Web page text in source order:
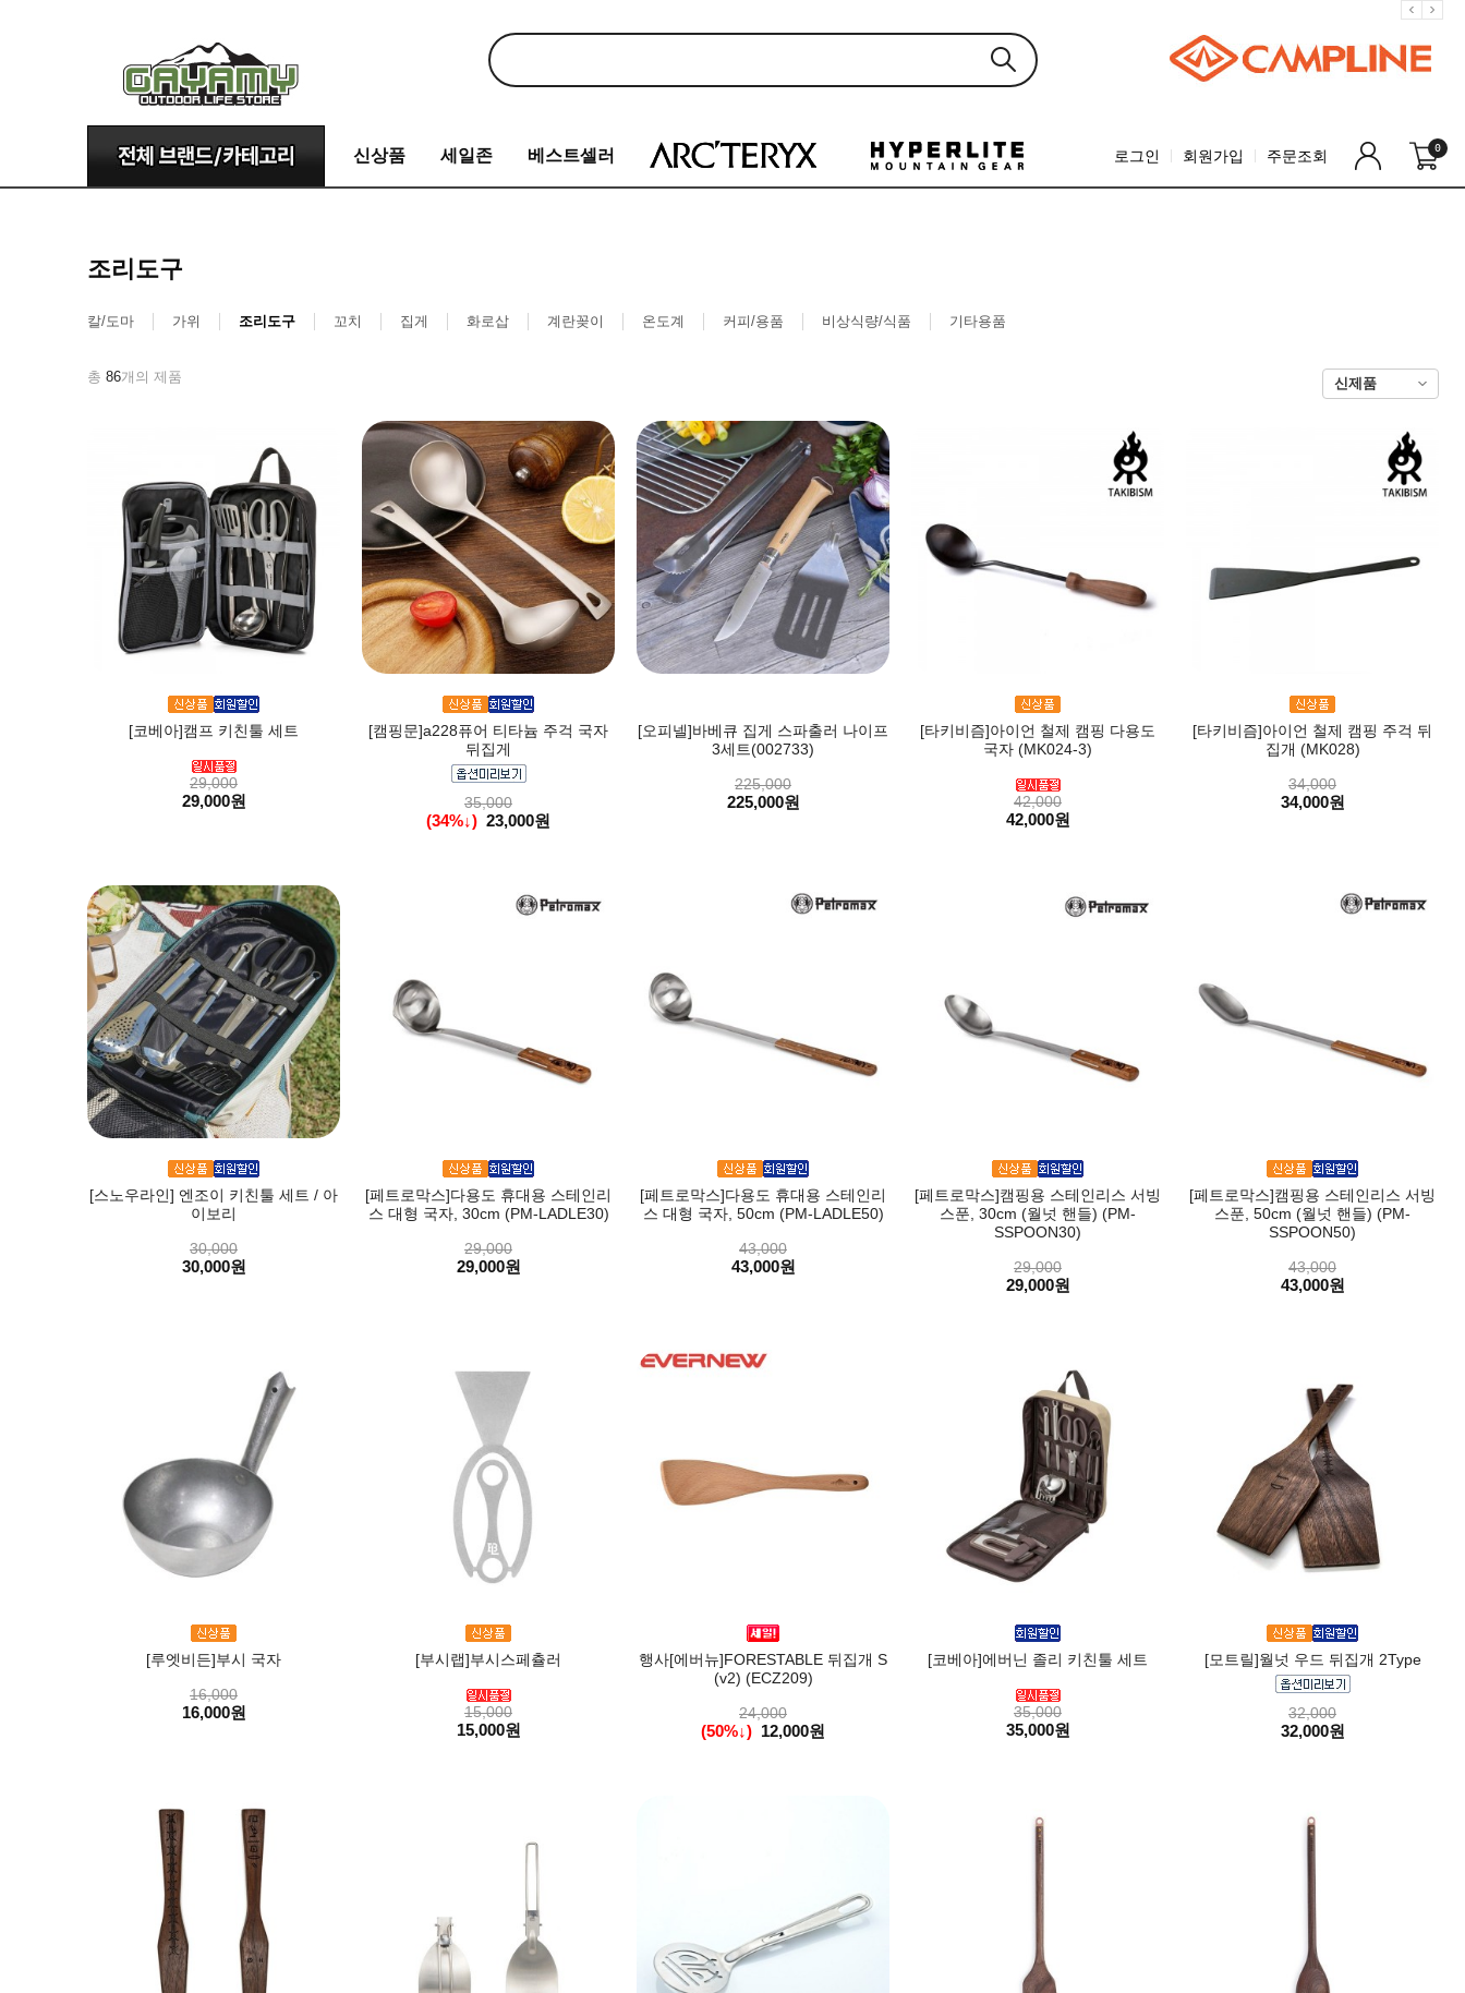
신상품 세일존 베스트셀러 로그인 회원가입 주문조회 0
조리도구
칼/도마 가위 조리도구 꼬치 집게 화로삽 계란꽂이 온도계 커피/용품 비상식량/식품 기타용품
총 86개의 제품
[코베아]캠프 키친툴 세트
29,000
29,000원
[캠핑문]a228퓨어 티타늄 주걱 국자
뒤집게
35,000
(34%↓) 23,000원
[오피넬]바베큐 집게 스파출러 나이프
3세트(002733)
225,000
225,000원
[타키비즘]아이언 철제 캠핑 다용도
국자 (MK024-3)
42,000
42,000원
[타키비즘]아이언 철제 캠핑 주걱 뒤
집개 (MK028)
34,000
34,000원
[스노우라인] 엔조이 키친툴 세트 / 아
이보리
30,000
30,000원
[페트로막스]다용도 휴대용 스테인리
스 대형 국자, 30cm (PM-LADLE30)
29,000
29,000원
[페트로막스]다용도 휴대용 스테인리
스 대형 국자, 50cm (PM-LADLE50)
43,000
43,000원
[페트로막스]캠핑용 스테인리스 서빙
스푼, 30cm (월넛 핸들) (PM-
SSPOON30)
29,000
29,000원
[페트로막스]캠핑용 스테인리스 서빙
스푼, 50cm (월넛 핸들) (PM-
SSPOON50)
43,000
43,000원
[루엣비든]부시 국자
16,000
16,000원
[부시랩]부시스페츌러
15,000
15,000원
행사[에버뉴]FORESTABLE 뒤집개 S
(v2) (ECZ209)
24,000
(50%↓) 12,000원
[코베아]에버닌 졸리 키친툴 세트
35,000
35,000원
[모트릴]월넛 우드 뒤집개 2Type
32,000
32,000원